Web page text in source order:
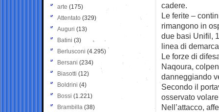
cadere.
Le ferite –
rimangono in
due basi Unifil,
linea di
Le forze di
Naqoura,
danneggiando
Secondo il
osservato
Nell’attacco,
arte (175)
Attentato (329)
Auguri (13)
Batini (3)
Berlusconi (4.295)
Bersani (234)
Biasotti (12)
Boldrini (4)
Bossi (1.221)
Brambilla (38)